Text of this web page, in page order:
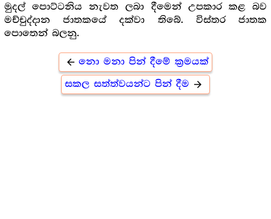
මුදල් පොට්ටනිය නැවත ලබා දීමෙන් උපකාර කළ බව
මච්චුද්දාන ජාතකයේ දක්වා තිබේ. විස්තර ජාතක
පොතෙන් බලනු.
arrow_back නො මනා පින් දීමේ ක්‍ර‍මයක්
සකල සත්ත්වයන්ට පින් දීම arrow_forward